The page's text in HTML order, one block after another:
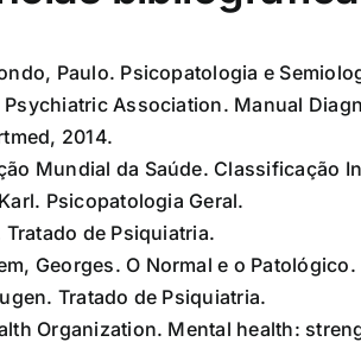
Paulo. Psicopatologia e
Psychiatric Association. Manual
2014.
Mundial da Saúde. Classificação
Psicopatologia Geral.
Tratado de Psiquiatria.
Georges. O Normal e o Patológico.
Tratado de Psiquiatria.
Organization. Mental health: